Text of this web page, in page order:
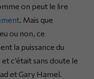
on peut le lire
. Mais que
ou non, ce
la puissance du
c’était sans doute le
et Gary Hamel.